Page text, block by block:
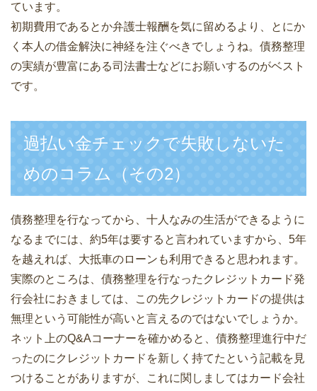
ています。
初期費用であるとか弁護士報酬を気に留めるより、とにか
く本人の借金解決に神経を注ぐべきでしょうね。債務整理
の実績が豊富にある司法書士などにお願いするのがベスト
です。
過払い金チェックで失敗しないた
めのコラム（その2）
債務整理を行なってから、十人なみの生活ができるように
なるまでには、約5年は要すると言われていますから、5年
を越えれば、大抵車のローンも利用できると思われます。
実際のところは、債務整理を行なったクレジットカード発
行会社におきましては、この先クレジットカードの提供は
無理という可能性が高いと言えるのではないでしょうか。
ネット上のQ&Aコーナーを確かめると、債務整理進行中だ
ったのにクレジットカードを新しく持てたという記載を見
つけることがありますが、これに関しましてはカード会社